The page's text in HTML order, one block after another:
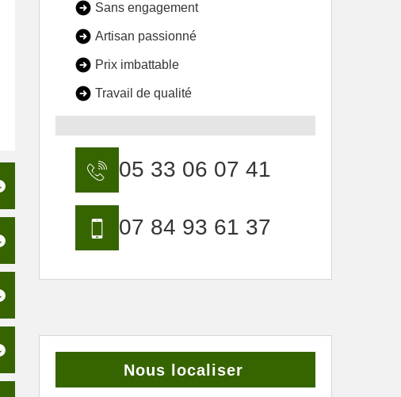
Sans engagement
Artisan passionné
Prix imbattable
Travail de qualité
05 33 06 07 41
07 84 93 61 37
Nous localiser